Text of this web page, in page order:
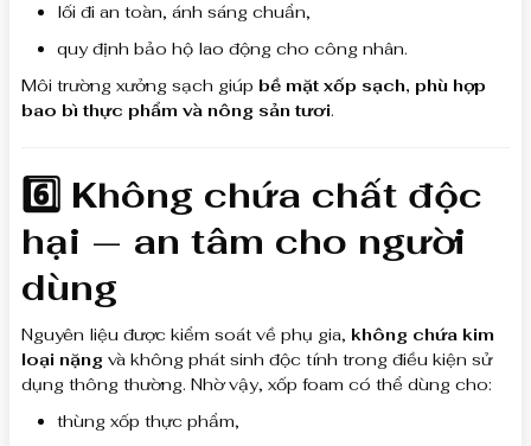
lối đi an toàn, ánh sáng chuẩn,
quy định bảo hộ lao động cho công nhân.
Môi trường xưởng sạch giúp bề mặt xốp sạch, phù hợp
bao bì thực phẩm và nông sản tươi.
6️⃣ Không chứa chất độc
hại — an tâm cho người
dùng
Nguyên liệu được kiểm soát về phụ gia, không chứa kim
loại nặng và không phát sinh độc tính trong điều kiện sử
dụng thông thường. Nhờ vậy, xốp foam có thể dùng cho:
thùng xốp thực phẩm,